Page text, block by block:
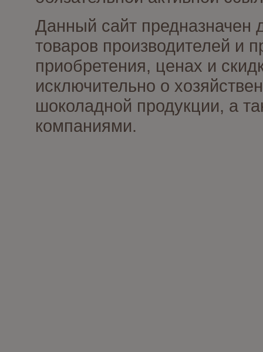
Данный сайт предназначен
товаров производителей и
приобретения, ценах и
исключительно о
шоколадной продукции, а
компаниями.